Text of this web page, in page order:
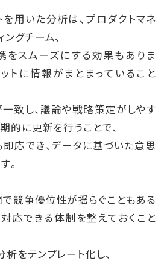
を用いた分析は、プロダクトマネ
グチーム、
スムーズにする効果もありま
トに情報がまとまっていること
致し、議論や戦略策定がしやす
的に更新を行うことで、
応でき、データに基づいた意思
。
競争優位性が揺らぐこともある
応できる体制を整えておくこと
をテンプレート化し、